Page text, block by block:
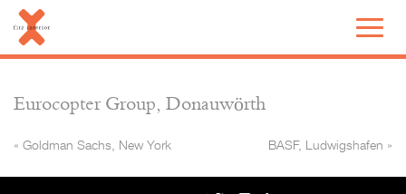
Eurocopter Group, Donauwörth
BASF, Ludwigshafen »
« Goldman Sachs, New York